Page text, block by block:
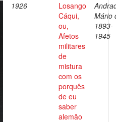
1926
Losango
Cáqui,
ou,
Afetos
militares
de
mistura
com os
porquês
de eu
saber
alemão
Mário
1893-
1945